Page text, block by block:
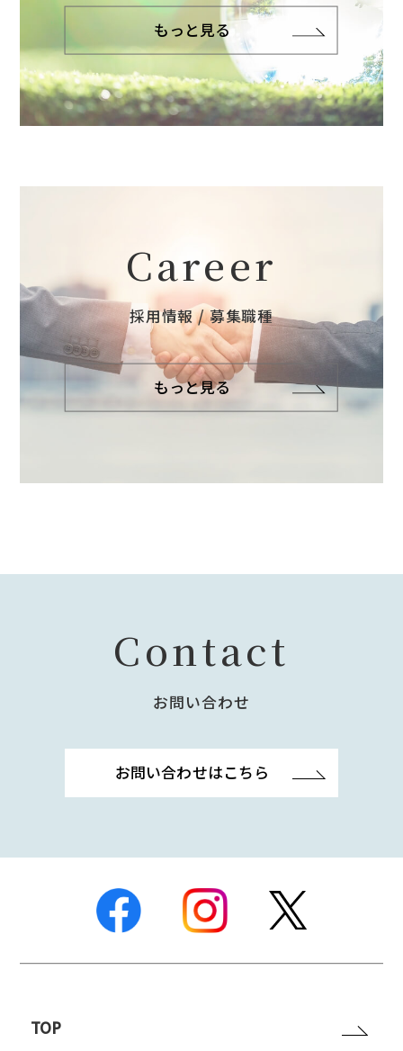
もっと見る
Career
採用情報 / 募集職種
もっと見る
Contact
お問い合わせ
お問い合わせはこちら
TOP